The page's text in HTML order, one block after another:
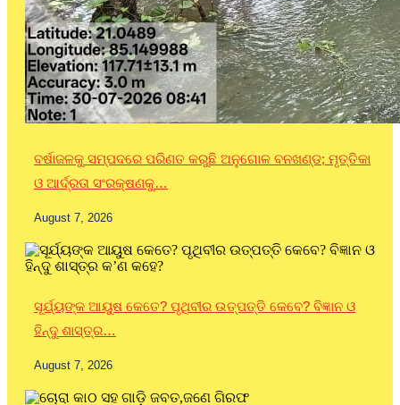
ବର୍ଷାଜଳକୁ ସମ୍ପଦରେ ପରିଣତ କରୁଛି ଅନୁଗୋଳ ବନଖଣ୍ଡ; ମୃତ୍ତିକା
ଓ ଆର୍ଦ୍ରତା ସଂରକ୍ଷଣକୁ…
August 7, 2026
ସୂର୍ଯ୍ୟଙ୍କ ଆୟୁଷ କେତେ? ପୃଥିବୀର ଉତ୍ପତ୍ତି କେବେ? ବିଜ୍ଞାନ ଓ
ହିନ୍ଦୁ ଶାସ୍ତ୍ର…
August 7, 2026